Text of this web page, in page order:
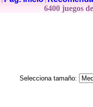
6400 juegos
Selecciona tamaño: